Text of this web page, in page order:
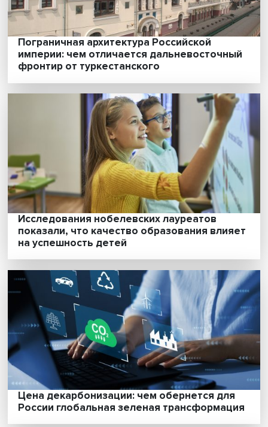
Ковидные потери: какой удар по
демографии нанес коронакризис
Пограничная архитектура Российской
империи: чем отличается
фронтир от туркестанского